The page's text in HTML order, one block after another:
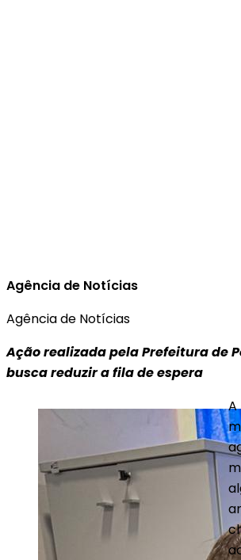
Agência de Notícias
Agência de Notícias
Ação realizada pela Prefeitura de
busca reduzir a fila de espera
A